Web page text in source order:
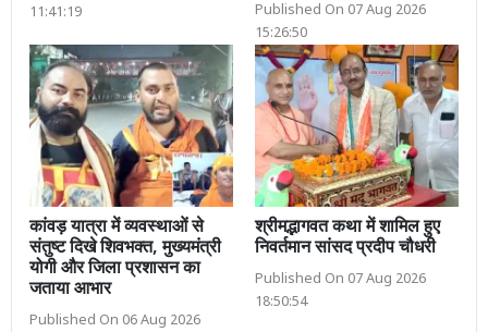
11:41:19
Published On 07 Aug 2026
15:26:50
कांवड़ यात्रा में व्यवस्थाओं से
संतुष्ट दिखे शिवभक्त, मुख्यमंत्री
योगी और जिला प्रशासन का
जताया आभार
Published On 06 Aug 2026
श्रीमद्भागवत कथा में शामिल हुए
निवर्तमान सांसद प्रदीप चौधरी
Published On 07 Aug 2026
18:50:54